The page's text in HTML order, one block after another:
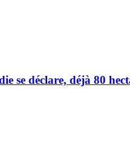
se déclare, déjà 80